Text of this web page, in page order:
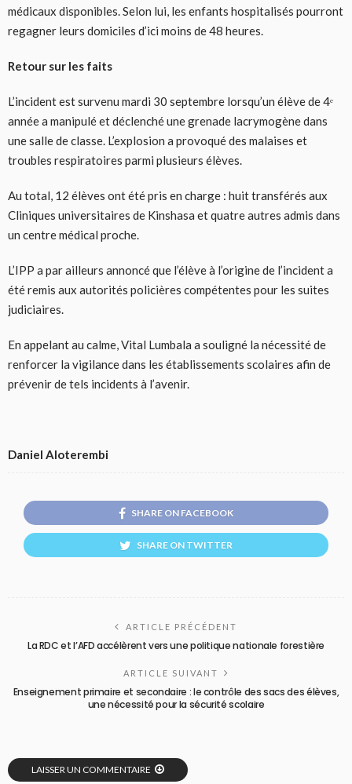
médicaux disponibles. Selon lui, les enfants hospitalisés pourront
regagner leurs domiciles d’ici moins de 48 heures.
Retour sur les faits
L’incident est survenu mardi 30 septembre lorsqu’un élève de 4ᵉ
année a manipulé et déclenché une grenade lacrymogène dans
une salle de classe. L’explosion a provoqué des malaises et
troubles respiratoires parmi plusieurs élèves.
Au total, 12 élèves ont été pris en charge : huit transférés aux
Cliniques universitaires de Kinshasa et quatre autres admis dans
un centre médical proche.
L’IPP a par ailleurs annoncé que l’élève à l’origine de l’incident a
été remis aux autorités policières compétentes pour les suites
judiciaires.
En appelant au calme, Vital Lumbala a souligné la nécessité de
renforcer la vigilance dans les établissements scolaires afin de
prévenir de tels incidents à l’avenir.
Daniel Aloterembi
SHARE ON FACEBOOK
SHARE ON TWITTER
ARTICLE PRÉCÉDENT
La RDC et l’AFD accélèrent vers une politique nationale forestière
ARTICLE SUIVANT
Enseignement primaire et secondaire : le contrôle des sacs des élèves,
une nécessité pour la sécurité scolaire
LAISSER UN COMMENTAIRE